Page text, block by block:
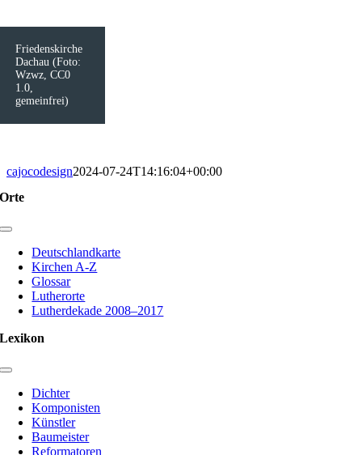
Friedenskirche
Dachau (Foto:
Wzwz, CC0
1.0,
gemeinfrei)
cajocodesign2024-07-24T14:16:04+00:00
Orte
Toggle
NavigationDeutschlandkarte
Kirchen A-Z
Glossar
Lutherorte
Lutherdekade 2008–2017
Lexikon
Toggle
Navigation
Dichter
Komponisten
Künstler
Baumeister
Reformatoren